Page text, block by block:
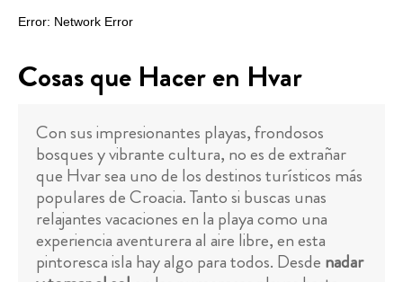
Cosas que Hacer en Hvar
Con sus impresionantes playas, frondosos
bosques y vibrante cultura, no es de extrañar
que Hvar sea uno de los destinos turísticos más
populares de Croacia. Tanto si buscas unas
relajantes vacaciones en la playa como una
experiencia aventurera al aire libre, en esta
pintoresca isla hay algo para todos. Desde nadar